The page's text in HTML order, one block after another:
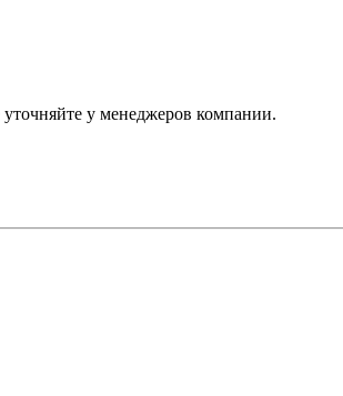
у менеджеров компании.